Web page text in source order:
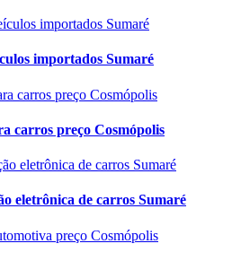
importados Sumaré
carros preço Cosmópolis
eletrônica de carros Sumaré